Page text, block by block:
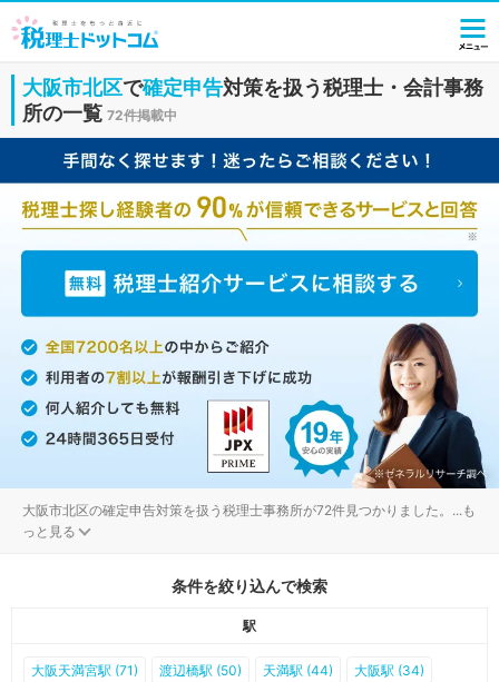
大阪市北区で確定申告対策を扱う税理士・会計事務
所の一覧 72件掲載中
大阪市北区の確定申告対策を扱う税理士事務所が72件見つかりました。 ...も
っと見る
条件を絞り込んで検索
駅
大阪天満宮駅 (71) 渡辺橋駅 (50) 天満駅 (44) 大阪駅 (34)